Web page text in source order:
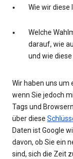
Wie wir
Welche
darauf, wie
und wie
Wir haben uns um
wenn Sie jedoch
Tags und
über diese
Daten ist Google
davon, ob Sie ein
sind, sich die Zeit